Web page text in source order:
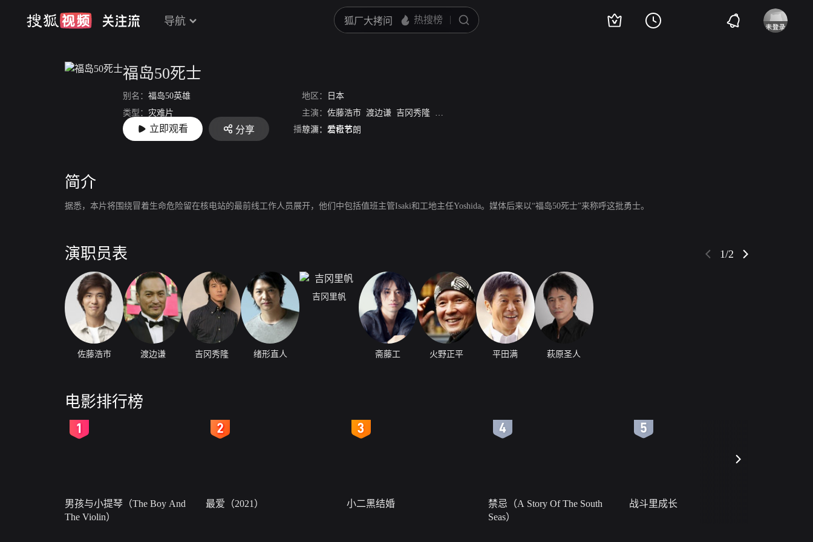
导航
福岛50死士
别名： 福岛50英雄 地区：
日本
类型： 灾难片 主演： 佐藤浩市 渡边谦 吉冈秀隆 绪形直人
上映： 2020-03-06 导演： 若松节朗
立即观看 分享 播放源： 爱奇艺
简介
据悉，本片将围绕冒着生命危险留在核电站的最前线工作人员展开，他们中包括值班主管Isaki和工地主任Yoshida。媒体后来以“福岛50死士”来称呼这批勇士。
演职员表 1/2
佐藤浩市 渡边谦 吉冈秀隆 绪形直人
吉冈里帆
斋藤工 火野正平 平田满 萩原圣人
电影排行榜
男孩与小提琴（The Boy And
The Violin）
最爱（2021） 小二黑结婚
禁忌（A Story Of The South
Seas）
战斗里成长